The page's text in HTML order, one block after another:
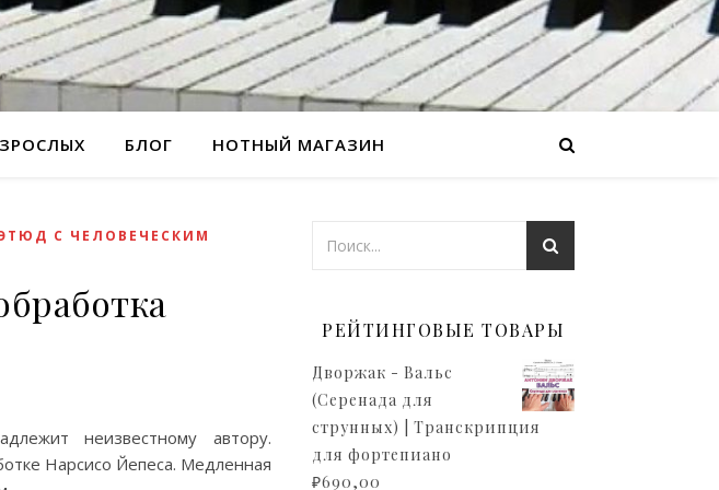
БЛОГ НОТНЫЙ МАГАЗИН
С ЧЕЛОВЕЧЕСКИМ
неизвестному автору.
Нарсисо Йепеса. Медленная
РЕЙТИНГОВЫЕ ТОВАРЫ
Дворжак - Вальс
(Серенада для
струнных) | Транскрипция
для фортепиано
₽690,00